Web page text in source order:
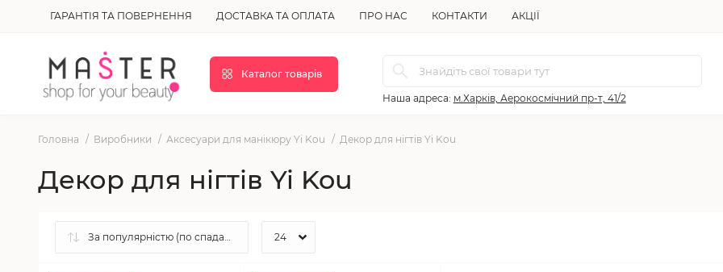
ГАРАНТІЯ ТА ПОВЕРНЕННЯ ДОСТАВКА ТА ОПЛАТА ПРО НАС КОНТАКТИ АКЦІЇ
Каталог товарів
Наша адреса: м.Харків, Аерокосмічний пр-т, 41/2
Головна Виробники Аксесуари для манікюру Yi Kou Декор для нігтів Yi Kou
Декор для нігтів Yi Kou